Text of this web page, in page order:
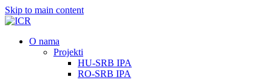
Skip to main content
О nama
Projekti
HU-SRB IPA
RO-SRB IPA